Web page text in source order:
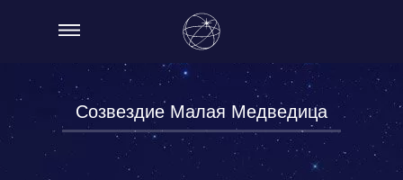
Созвездие Малая Медведица